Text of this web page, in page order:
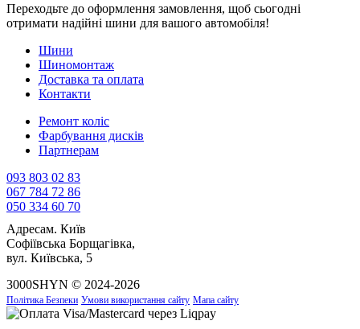
Переходьте до оформлення замовлення, щоб сьогодні
отримати надійні шини для вашого автомобіля!
Шини
Шиномонтаж
Доставка та оплата
Контакти
Ремонт коліс
Фарбування дисків
Партнерам
093 803 02 83
067 784 72 86
050 334 60 70
Адресам. Київ
Софіївська Борщагівка,
вул. Київська, 5
3000SHYN © 2024-2026
Політика Безпеки Умови використання сайту Мапа сайту